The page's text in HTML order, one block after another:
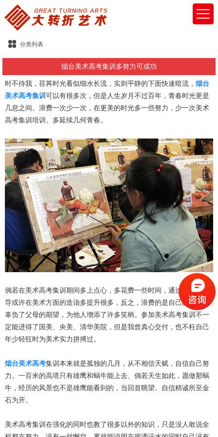
分类列表
烟台美术高考集训多努力可成功
时不待我，荏苒时光看似细水长流，实则平静的下面快速暗流， 烟台
美术高考集训 可以有很多次，但是人生岁月不过百年，青春时光更是
几息之间。浪费一次少一次，在更美的时光多一些努力，少一次美术
高考集训培训。多延续几何青春。
倘若在美术高考集训期间多上点心，多花费一些时间，通过老师的指
导或许在美术方面的造诣多提升很多，反之，浪费的是自己的时间，
辜负了父母的期望，为他人增添了许多笑柄。参加美术高考集训不一
定能进得了国美、央美、清华美院，但是我曾真心交付，也不枉自己
年少轻狂时为美术实力拼搏过。
烟台美术高考集训本来就是孤独的几月，从不相信天赋，自信自己努
力。一百米的高塔只有雄鹰和蜗牛能上去、倘若天生如此，愿做那蜗
牛，经历的风景也不是雄鹰能看到的，当回首眺望。自信精诚所至金
石为开。
美术高考集训在强化的同时也教了很多以外的知识，只是没人敢说全